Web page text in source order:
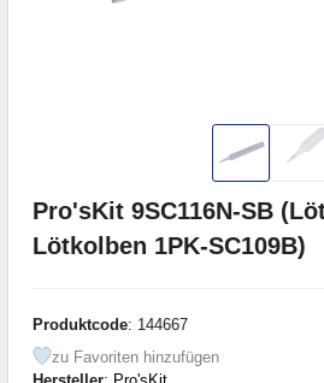
Pro'sKit 9SC116N-SB
Lötkolben 1PK-SC109B)
Produktcode: 144667
zu Favoriten hinzufügen